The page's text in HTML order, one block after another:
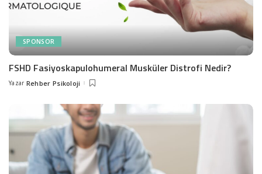
SPONSOR
FSHD Fasiyoskapulohumeral Musküler Distrofi Nedir?
Posted
Yazar Rehber Psikoloji